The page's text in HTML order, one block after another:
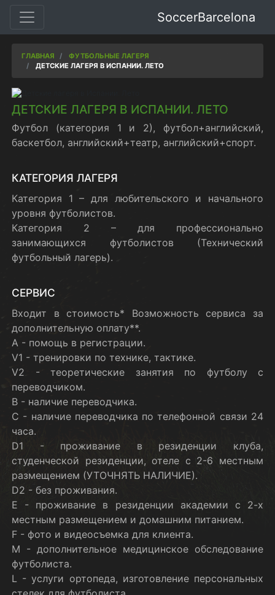
SoccerBarcelona
ГЛАВНАЯ
ФУТБОЛЬНЫЕ ЛАГЕРЯ
ДЕТСКИЕ ЛАГЕРЯ В ИСПАНИИ. ЛЕТО
ДЕТСКИЕ ЛАГЕРЯ В ИСПАНИИ. ЛЕТО
Футбол (категория 1 и 2), футбол+английский,
баскетбол, английский+театр, английский+спорт.
КАТЕГОРИЯ ЛАГЕРЯ
Категория 1 – для любительского и начального
уровня футболистов.
Категория 2 – для профессионально
занимающихся футболистов (Технический
футбольный лагерь).
СЕРВИС
Входит в стоимость* Возможность сервиса за
дополнительную оплату**.
А - помощь в регистрации.
V1 - тренировки по технике, тактике.
V2 - теоретические занятия по футболу с
переводчиком.
В - наличие переводчика.
С - наличие переводчика по телефонной связи 24
часа.
D1 - проживание в резиденции клуба,
студенческой резиденции, отеле c 2-6 местным
размещением (УТОЧНЯТЬ НАЛИЧИЕ).
D2 - без проживания.
E - проживание в резиденции академии с 2-х
местным размещением и домашним питанием.
F - фото и видеосъемка для клиента.
M - дополнительное медицинское обследование
футболиста.
L - услуги ортопеда, изготовление персональных